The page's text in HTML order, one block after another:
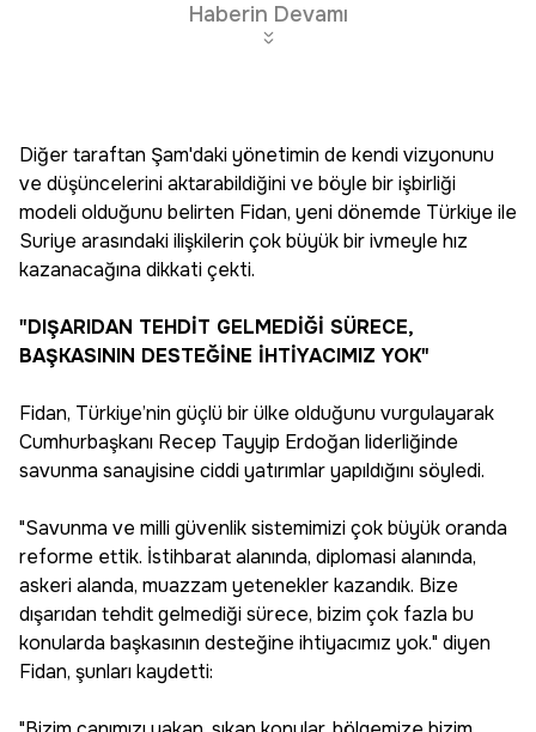
Haberin Devamı
Diğer taraftan Şam'daki yönetimin de kendi vizyonunu
ve düşüncelerini aktarabildiğini ve böyle bir işbirliği
modeli olduğunu belirten Fidan, yeni dönemde Türkiye ile
Suriye arasındaki ilişkilerin çok büyük bir ivmeyle hız
kazanacağına dikkati çekti.
"DIŞARIDAN TEHDİT GELMEDİĞİ SÜRECE,
BAŞKASININ DESTEĞİNE İHTİYACIMIZ YOK"
Fidan, Türkiye’nin güçlü bir ülke olduğunu vurgulayarak
Cumhurbaşkanı Recep Tayyip Erdoğan liderliğinde
savunma sanayisine ciddi yatırımlar yapıldığını söyledi.
"Savunma ve milli güvenlik sistemimizi çok büyük oranda
reforme ettik. İstihbarat alanında, diplomasi alanında,
askeri alanda, muazzam yetenekler kazandık. Bize
dışarıdan tehdit gelmediği sürece, bizim çok fazla bu
konularda başkasının desteğine ihtiyacımız yok." diyen
Fidan, şunları kaydetti: